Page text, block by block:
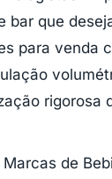
bar que
para venda
rigorosa
de